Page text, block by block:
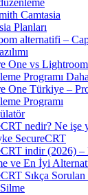
Camtasia
Planları
alternatifi –
One vs
Programı
One Türkiye –
Programı
nedir? Ne işe
SecureCRT
indir (2026)
ve En İyi
Sıkça